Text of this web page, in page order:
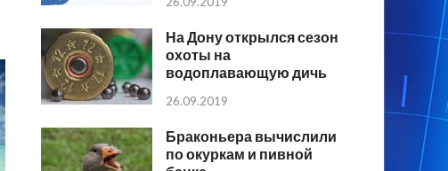
На Дону открылся сезон
охоты на
водоплавающую дичь
26.09.2019
Браконьера вычислили
по окуркам и пивной